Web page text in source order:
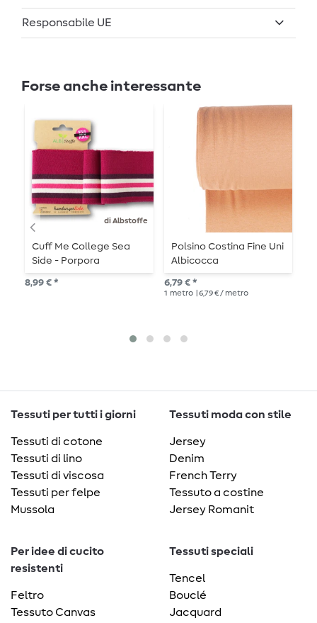
Responsabile UE
Forse anche interessante
di Albstoffe
Cuff Me College Sea
Side - Porpora
8,99 € *
Polsino Costina Fine Uni
Albicocca
6,79 € *
1 metro | 6,79 € / metro
Tessuti per tutti i giorni
Tessuti di cotone
Tessuti di lino
Tessuti di viscosa
Tessuti per felpe
Mussola
Tessuti moda con stile
Jersey
Denim
French Terry
Tessuto a costine
Jersey Romanit
Per idee di cucito
resistenti
Feltro
Tessuto Canvas
Tessuti speciali
Tencel
Bouclé
Jacquard